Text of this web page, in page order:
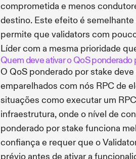
comprometida e menos
destino. Este efeito é
permite que validators com
Líder com a mesma prioridade
Quem deve ativar o QoS ponderado
O QoS ponderado por stake
emparelhados com nós RPC de
situações como executar um
infraestrutura, onde o nível de
ponderado por stake funciona
confiança e requer que o